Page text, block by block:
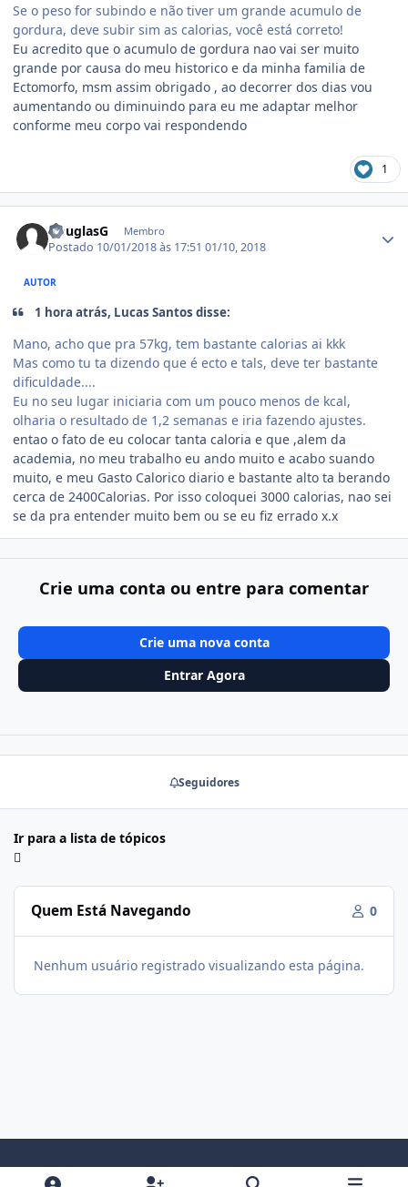
Se o peso for subindo e não tiver um grande acumulo de
gordura, deve subir sim as calorias, você está correto!
Eu acredito que o acumulo de gordura nao vai ser muito
grande por causa do meu historico e da minha familia de
Ectomorfo, msm assim obrigado , ao decorrer dos dias vou
aumentando ou diminuindo para eu me adaptar melhor
conforme meu corpo vai respondendo
1
DouglasG Membro
Postado 10/01/2018 às 17:5101/10, 2018
AUTOR
1 hora atrás, Lucas Santos disse:
Mano, acho que pra 57kg, tem bastante calorias ai kkk
Mas como tu ta dizendo que é ecto e tals, deve ter bastante
dificuldade....
Eu no seu lugar iniciaria com um pouco menos de kcal,
olharia o resultado de 1,2 semanas e iria fazendo ajustes.
entao o fato de eu colocar tanta caloria e que ,alem da
academia, no meu trabalho eu ando muito e acabo suando
muito, e meu Gasto Calorico diario e bastante alto ta berando
cerca de 2400Calorias. Por isso coloquei 3000 calorias, nao sei
se da pra entender muito bem ou se eu fiz errado x.x
Crie uma conta ou entre para comentar
Crie uma nova conta
Entrar Agora
Seguidores
Ir para a lista de tópicos
Quem Está Navegando 0
Nenhum usuário registrado visualizando esta página.